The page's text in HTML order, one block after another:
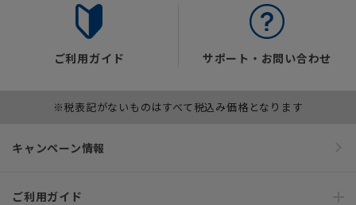
ご利用ガイド サポート・お問い合わせ
※税表記がないものはすべて税込み価格となります
キャンペーン情報
ご利用ガイド